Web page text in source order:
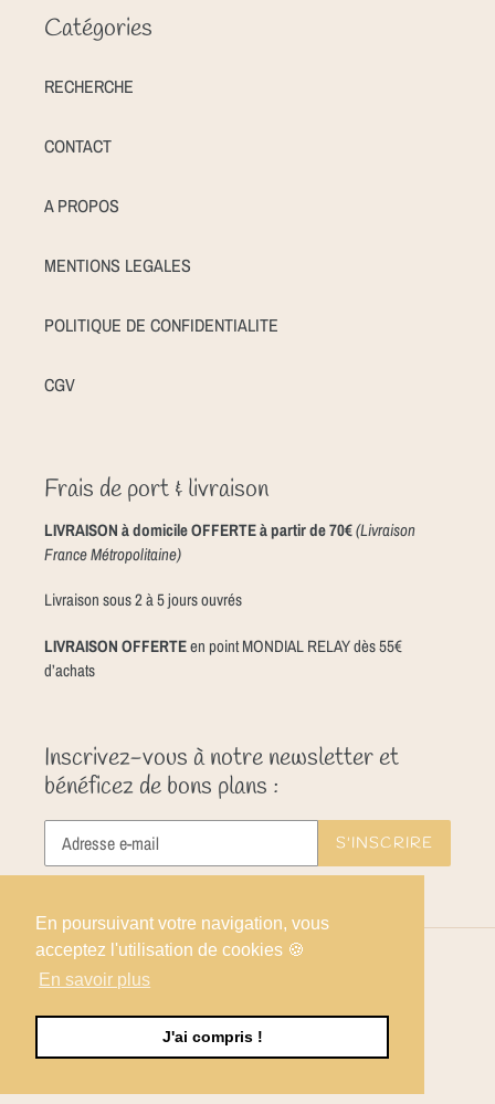
En poursuivant votre navigation, vous
acceptez l'utilisation de cookies 🍪
En savoir plus
J'ai compris !
Catégories
RECHERCHE
CONTACT
A PROPOS
MENTIONS LEGALES
POLITIQUE DE CONFIDENTIALITE
CGV
Frais de port & livraison
LIVRAISON à domicile OFFERTE à partir de 70€(Livraison
France Métropolitaine)
Livraison sous 2 à 5 jours ouvrés
LIVRAISON OFFERTEen point MONDIAL RELAY dès 55€
d’achats
Inscrivez-vous à notre newsletter et
bénéficez de bons plans :
S'INSCRIRE
© 2026,Angèle Confiserie